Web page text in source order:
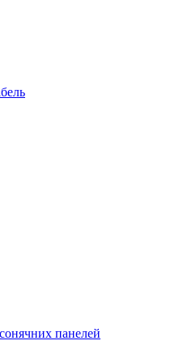
панелей